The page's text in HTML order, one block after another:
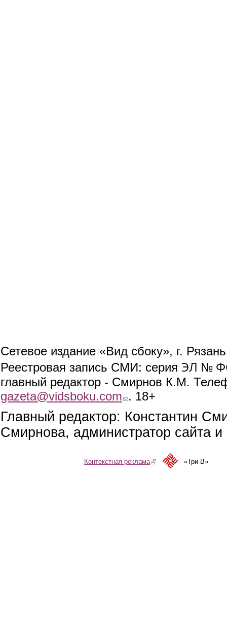
Сетевое издание «Вид сбоку», г.
Реестровая запись СМИ: серия ЭЛ №
главный редактор - Смирнов К.М.
gazeta@vidsboku.com (link sends e-mail)
. 18+
Главный редактор: Константин
Смирнова, администратор сайта
Контекстная реклама(link is external)«Три-В»